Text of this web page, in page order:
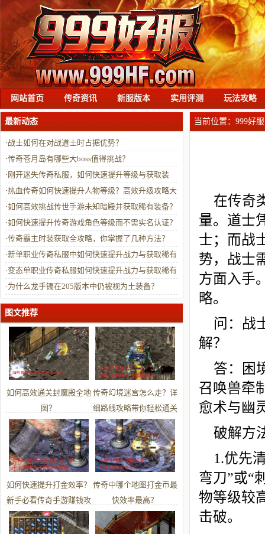
网站首页 传奇资讯 新服版本 实用评测 玩法攻略
当前位置： 999好服
在传奇
量。道士
士；而战
势，战士
方面入手
略。
问：战
解？
答：困
召唤兽牵
愈术与幽
破解方
1.优先
弯刀”或“
物等级较
击破。
最新动态
·战士如何在对战道士时占据优势？
·传奇苍月岛有哪些大boss值得挑战？
· 刚开迷失传奇私服，如何快速提升等级与获取装
备？
·热血传奇如何快速提升人物等级？高效升级攻略大
揭秘
·如何高效挑战传世手游未知暗殿并获取稀有装备？
·如何快速提升传奇游戏角色等级而不需实名认证？
·传奇霸主时装获取全攻略，你掌握了几种方法？
·新单职业传奇私服中如何快速提升战力与获取稀有
装备？
·变态单职业传奇私服如何快速提升战力与获取稀有
装备？
·为什么龙手镯在205版本中仍被视为土装备？
图文推荐
如何高效通关封魔殿全地
图？
传奇幻境迷宫怎么走？详
细路线攻略带你轻松通关
如何快速提升打金效率？
新手必看传奇手游赚钱攻
略
传奇中哪个地图打金币最
快效率最高？